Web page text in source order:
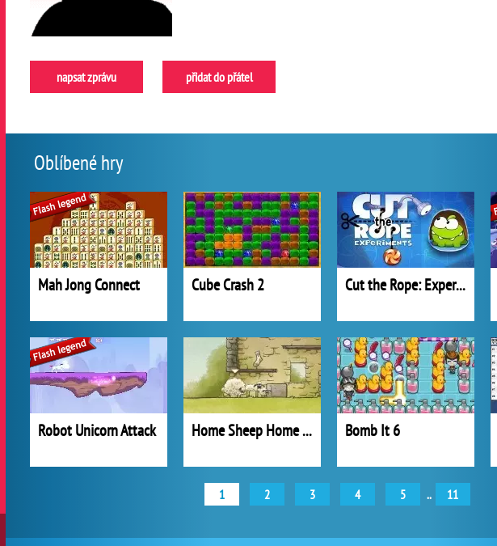
napsat zprávu přidat do přátel
Oblíbené hry
Mah Jong Connect Cube Crash 2 Cut the Rope: Experiments
Robot Unicorn Attack Home Sheep Home 2: Lost Underground Bomb It 6
1 2 3 4 5 .. 11